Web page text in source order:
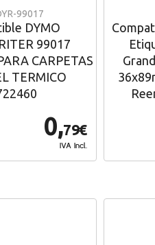
99017
DYMO
99017
CARPETAS
TERMICO
0,79€
IVA Incl.